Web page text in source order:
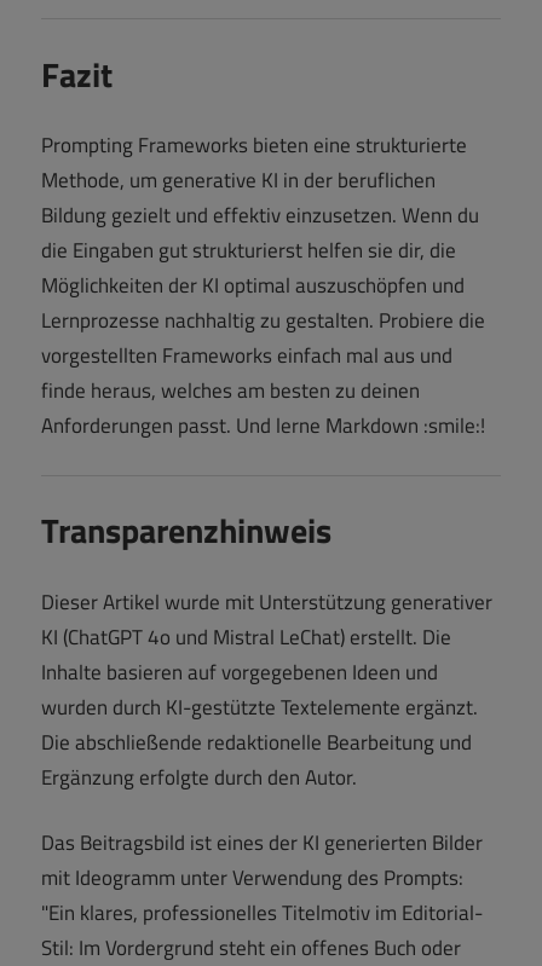
Fazit
Prompting Frameworks bieten eine strukturierte
Methode, um generative KI in der beruflichen
Bildung gezielt und effektiv einzusetzen. Wenn du
die Eingaben gut strukturierst helfen sie dir, die
Möglichkeiten der KI optimal auszuschöpfen und
Lernprozesse nachhaltig zu gestalten. Probiere die
vorgestellten Frameworks einfach mal aus und
finde heraus, welches am besten zu deinen
Anforderungen passt. Und lerne Markdown :smile:!
Transparenzhinweis
Dieser Artikel wurde mit Unterstützung generativer
KI (ChatGPT 4o und Mistral LeChat) erstellt. Die
Inhalte basieren auf vorgegebenen Ideen und
wurden durch KI-gestützte Textelemente ergänzt.
Die abschließende redaktionelle Bearbeitung und
Ergänzung erfolgte durch den Autor.
Das Beitragsbild ist eines der KI generierten Bilder
mit Ideogramm unter Verwendung des Prompts:
"Ein klares, professionelles Titelmotiv im Editorial-
Stil: Im Vordergrund steht ein offenes Buch oder